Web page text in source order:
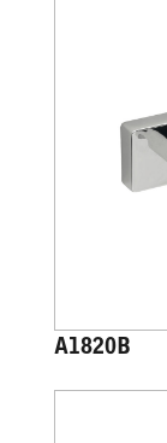
A1820B